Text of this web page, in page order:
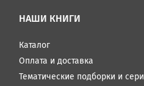
НАШИ КНИГИ
Каталог
Оплата и доставка
Тематические подборки и